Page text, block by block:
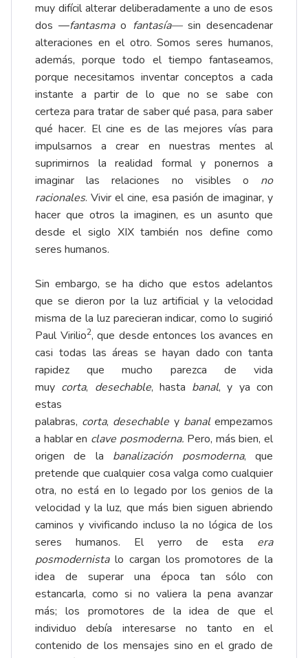
muy difícil alterar deliberadamente a uno de esos
dos —fantasmao fantasía—sin desencadenar
alteraciones en el otro. Somos seres humanos,
además, porque todo el tiempo fantaseamos,
porque necesitamos inventar conceptos a cada
instante a partir de lo que no se sabe con
certeza para tratar de saber qué pasa, para saber
qué hacer. El cine es de las mejores vías para
impulsarnos a crear en nuestras mentes al
suprimirnos la realidad formal y ponernos a
imaginar las relaciones no visibles o no
racionales. Vivir el cine, esa pasión de imaginar, y
hacer que otros la imaginen, es un asunto que
desde el siglo XIX también nos define como
seres humanos.
Sin embargo, se ha dicho que estos adelantos
que se dieron por la luz artificial y la velocidad
misma de la luz parecieran indicar, como lo sugirió
Paul Virilio2, que desde entonces los avances en
casi todas las áreas se hayan dado con tanta
rapidez que mucho parezca de vida
muy corta, desechable, hasta banal, y ya con
estas
palabras, corta, desechable y banalempezamos
a hablar en clave posmoderna. Pero, más bien, el
origen de la banalización posmoderna, que
pretende que cualquier cosa valga como cualquier
otra, no está en lo legado por los genios de la
velocidad y la luz, que más bien siguen abriendo
caminos y vivificando incluso la no lógica de los
seres humanos. El yerro de esta era
posmodernistalo cargan los promotores de la
idea de superar una época tan sólo con
estancarla, como si no valiera la pena avanzar
más; los promotores de la idea de que el
individuo debía interesarse no tanto en el
contenido de los mensajes sino en el grado de